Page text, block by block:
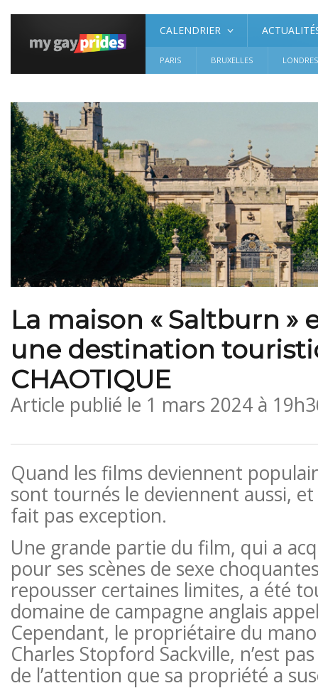
CALENDRIER
PARIS BRUXELLES LONDRES
La maison « Saltburn »
une destination
CHAOTIQUE
Article publié le 1 mars 2024 à
Quand les films deviennent
sont tournés le deviennent aussi, et
fait pas exception.
Une grande partie du film, qui a
pour ses scènes de sexe
repousser certaines limites, a été
domaine de campagne anglais
Cependant, le propriétaire du
Charles Stopford Sackville, n’est
de l’attention que sa propriété a